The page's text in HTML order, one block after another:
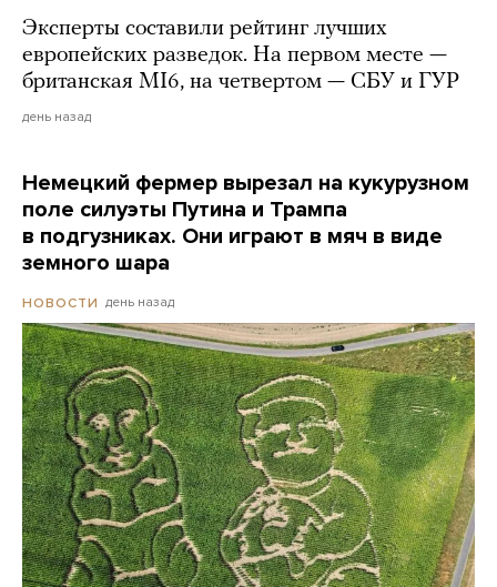
Эксперты составили рейтинг лучших
европейских разведок. На первом месте —
британская MI6, на четвертом — СБУ и ГУР
день назад
Немецкий фермер вырезал на кукурузном
поле силуэты Путина и Трампа
в подгузниках. Они играют в мяч в виде
земного шара
НОВОСТИ день назад